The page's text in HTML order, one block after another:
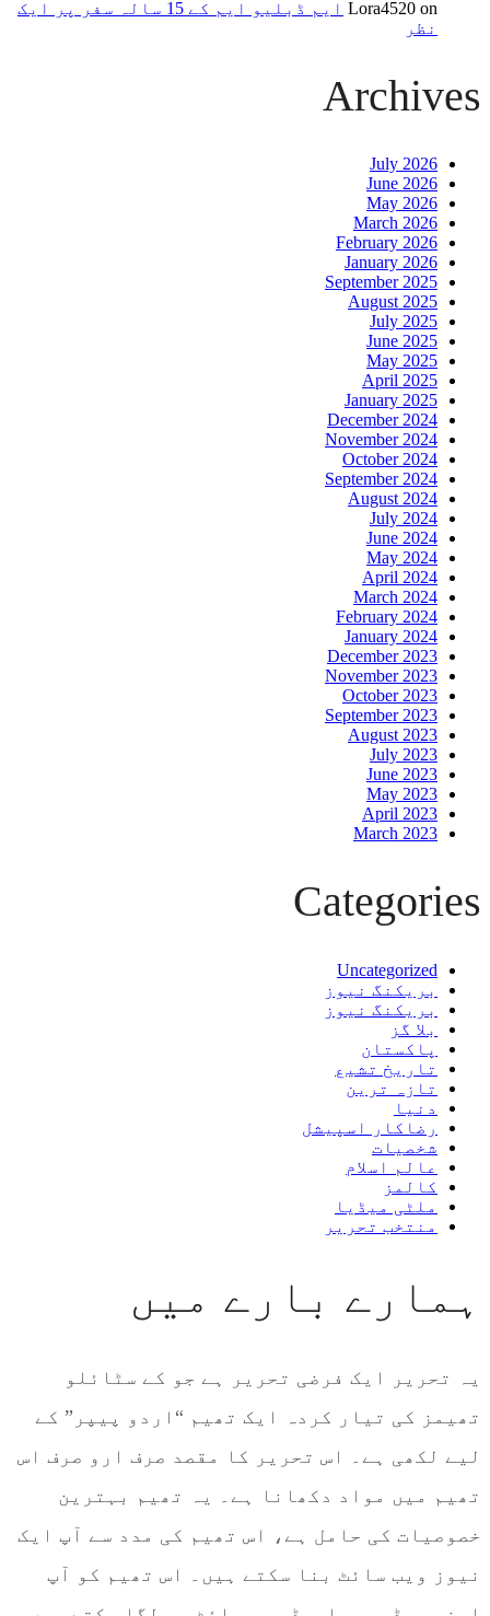
Lora4520 on
ایم ڈبلیو ایم کے 15 سالہ سفر پر ایک
نظر
Archives
July 2026
June 2026
May 2026
March 2026
February 2026
January 2026
September 2025
August 2025
July 2025
June 2025
May 2025
April 2025
January 2025
December 2024
November 2024
October 2024
September 2024
August 2024
July 2024
June 2024
May 2024
April 2024
March 2024
February 2024
January 2024
December 2023
November 2023
October 2023
September 2023
August 2023
July 2023
June 2023
May 2023
April 2023
March 2023
Categories
Uncategorized
بریکنگ نیوز
بریکنگ نیوز
بلا گز
پاکستان
تاریخ تشیع
تازہ ترین
دنیا
رضاکار اسپیشل
شخصیات
عالم اسلام
کالمز
ملٹی میڈیا
منتخب تحریر
ہمارے بارے میں
یہ تحریر ایک فرضی تحریر ہے جو کے سٹائلو
تھیمز کی تیار کردہ ایک تھیم “اردو پیپر” کے
لیے لکھی ہے۔ اس تحریر کا مقصد صرف ارو صرف اس
تھیم میں مواد دکھانا ہے۔ یہ تھیم بہترین
خصوصیات کی حامل ہے، اس تھیم کی مدد سے آپ ایک
نیوز ویب سائٹ بنا سکتے ہیں۔ اس تھیم کو آپ